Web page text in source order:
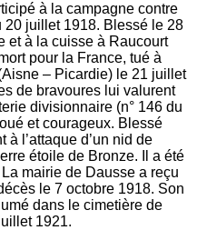
à la campagne contre
20 juillet 1918. Blessé le 28
et à la cuisse à Raucourt
pour la France, tué à
– Picardie) le 21 juillet
de bravoures lui valurent
divisionnaire (n° 146 du
et courageux. Blessé
à l’attaque d’un nid de
étoile de Bronze. Il a été
mairie de Dausse a reçu
le 7 octobre 1918. Son
dans le cimetière de
1921.